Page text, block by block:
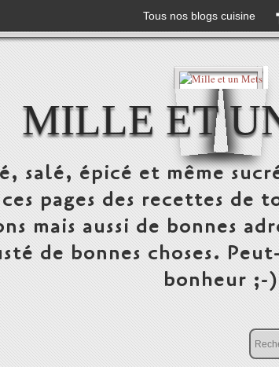
Tous nos blogs cuisine
MILLE ET
salé, épicé et même
pages des recettes de
mais aussi de bonnes
de bonnes choses.
bonheur ;-)